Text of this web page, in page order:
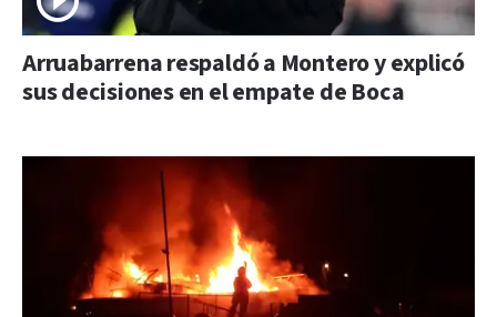
Arruabarrena respaldó a Montero y explicó
sus decisiones en el empate de Boca